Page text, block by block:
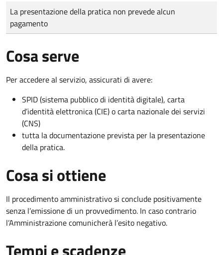
Tipo di pagamento
Importo
La presentazione della pratica non prevede alcun
pagamento
Cosa serve
Per accedere al servizio, assicurati di avere:
SPID (sistema pubblico di identità digitale), carta
d’identità elettronica (CIE) o carta nazionale dei servizi
(CNS)
tutta la documentazione prevista per la presentazione
della pratica.
Cosa si ottiene
Il procedimento amministrativo si conclude positivamente
senza l’emissione di un provvedimento. In caso contrario
l’Amministrazione comunicherà l’esito negativo.